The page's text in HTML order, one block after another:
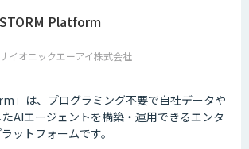
用
STORM Platform
サイオニックエーアイ株式会社
」は、プログラミング不要で自社データや
AIエージェントを構築・運用できるエンタ
ットフォームです。